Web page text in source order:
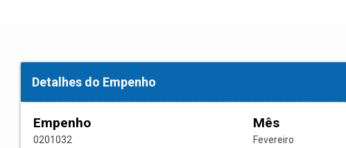
Detalhes do Empenho
Empenho
0201032
Mês
Fevereiro